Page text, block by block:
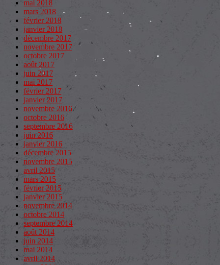
mai 2018
mars 2018
février 2018
janvier 2018
décembre 2017
novembre 2017
octobre 2017
août 2017
juin 2017
mai 2017
février 2017
janvier 2017
novembre 2016
octobre 2016
septembre 2016
juin 2016
janvier 2016
décembre 2015
novembre 2015
avril 2015
mars 2015
février 2015
janvier 2015
novembre 2014
octobre 2014
septembre 2014
août 2014
juin 2014
mai 2014
avril 2014